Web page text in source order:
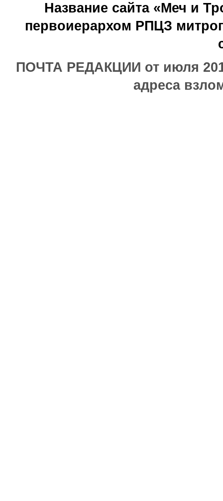
Название сайта «Меч и
первоиерархом РПЦЗ
ПОЧТА РЕДАКЦИИ от июля
адреса